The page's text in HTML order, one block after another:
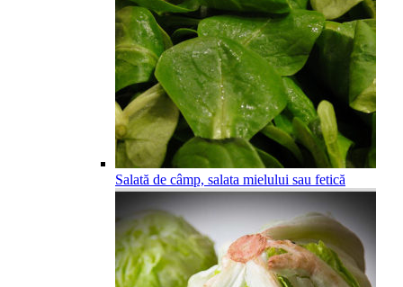
Salată de câmp, salata mielului sau fetică